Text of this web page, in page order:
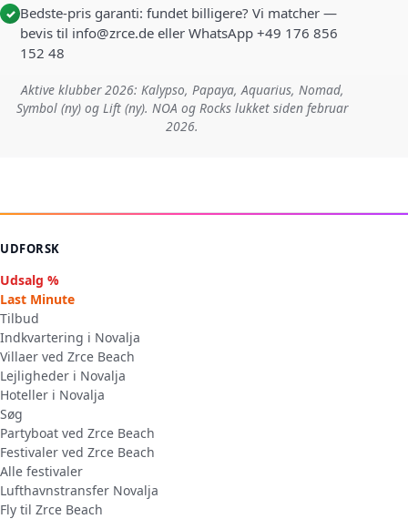
✓ Bedste-pris garanti: fundet billigere? Vi matcher —
bevis til info@zrce.de eller WhatsApp +49 176 856
152 48
Aktive klubber 2026: Kalypso, Papaya, Aquarius, Nomad,
Symbol (ny) og Lift (ny). NOA og Rocks lukket siden februar
2026.
UDFORSK
Udsalg %
Last Minute
Tilbud
Indkvartering i Novalja
Villaer ved Zrce Beach
Lejligheder i Novalja
Hoteller i Novalja
Søg
Partyboat ved Zrce Beach
Festivaler ved Zrce Beach
Alle festivaler
Lufthavnstransfer Novalja
Fly til Zrce Beach